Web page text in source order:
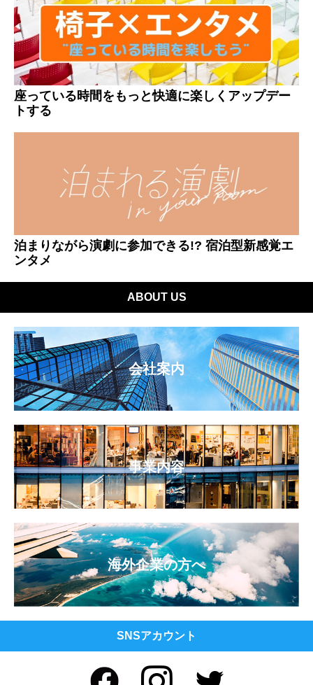
座っている時間をもっと快適に楽しくアップデー
トする
泊まりながら演劇に参加できる!? 宿泊型新感覚エ
ンタメ
ABOUT US
会社案内
事業内容
海外企業の方へ
SNSアカウント